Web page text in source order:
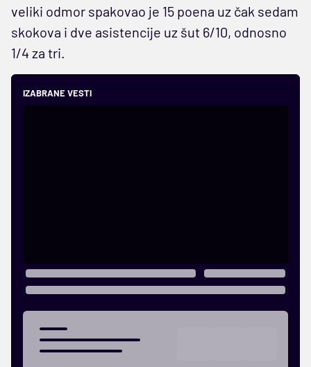
veliki odmor spakovao je 15 poena uz čak sedam
skokova i dve asistencije uz šut 6/10, odnosno
1/4 za tri.
IZABRANE VESTI